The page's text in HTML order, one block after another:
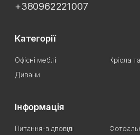
+380962221007
Категорії
Офісні меблі
Крісла
Дивани
Інформація
Питання-відповіді